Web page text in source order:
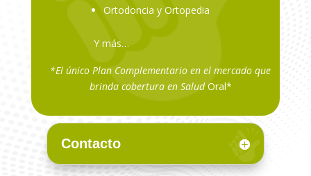
Ortodoncia y Ortopedia
Y más…
*El único Plan Complementario en el mercado que
brinda cobertura en SaludOral*
Contacto